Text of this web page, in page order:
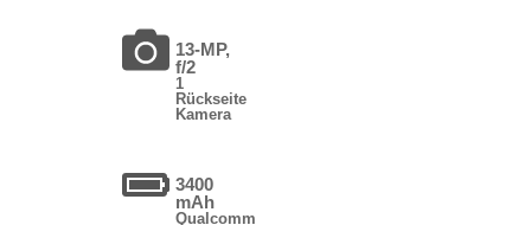
13-MP,
f/2
1
Rückseite
Kamera
3400
mAh
Qualcomm